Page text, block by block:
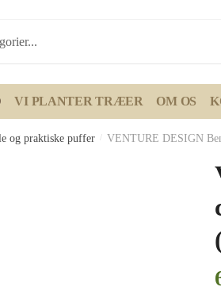
VI PLANTER TRÆER OM OS
og praktiske puffer VENTURE DESIGN